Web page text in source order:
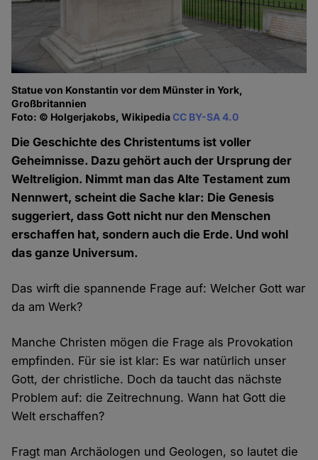
Statue von Konstantin vor dem Münster in York,
Großbritannien
Foto: © Holgerjakobs, WikipediaCC BY-SA 4.0
Die Geschichte des Christentums ist voller
Geheimnisse. Dazu gehört auch der Ursprung der
Weltreligion. Nimmt man das Alte Testament zum
Nennwert, scheint die Sache klar: Die Genesis
suggeriert, dass Gott nicht nur den Menschen
erschaffen hat, sondern auch die Erde. Und wohl
das ganze Universum.
Das wirft die spannende Frage auf: Welcher Gott war
da am Werk?
Manche Christen mögen die Frage als Provokation
empfinden. Für sie ist klar: Es war natürlich unser
Gott, der christliche. Doch da taucht das nächste
Problem auf: die Zeitrechnung. Wann hat Gott die
Welt erschaffen?
Fragt man Archäologen und Geologen, so lautet die